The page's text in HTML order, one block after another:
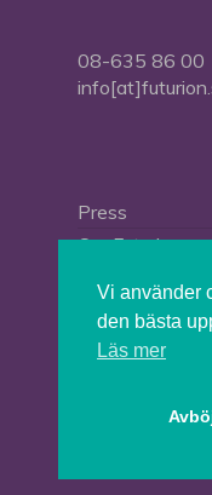
08-635 86 00
Press
Om Futurion
Vi använder
den bästa
Läs mer